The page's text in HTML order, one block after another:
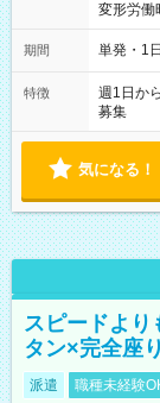
変形労働時間
～21：00
期間 単発・1
特徴
週1日か
募集
気になる！
スピードより
タン×完全座り
派遣 職種未経験